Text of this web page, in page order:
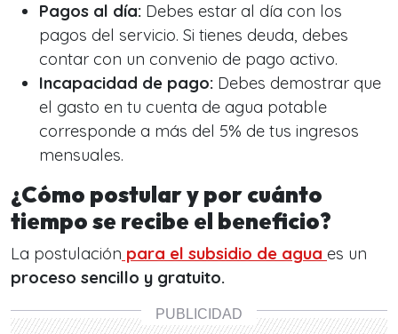
Pagos al día: Debes estar al día con los
pagos del servicio. Si tienes deuda, debes
contar con un convenio de pago activo.
Incapacidad de pago: Debes demostrar que
el gasto en tu cuenta de agua potable
corresponde a más del 5% de tus ingresos
mensuales.
¿Cómo postular y por cuánto
tiempo se recibe el beneficio?
La postulación para el subsidio de agua es un
proceso sencillo y gratuito.